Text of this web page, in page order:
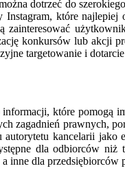
dotrzeć do
które najlepiej
konkursów lub akcji
targetowanie i
które pomogą
zagadnień prawnych,
kancelarii jako
dla odbiorców niż
inne dla przedsiębiorców